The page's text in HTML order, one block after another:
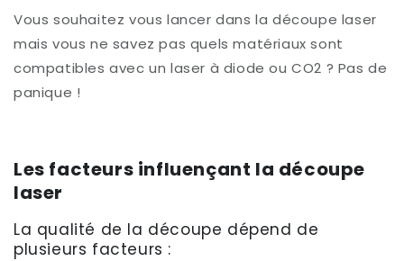
Vous souhaitez vous lancer dans la découpe laser
mais vous ne savez pas quels matériaux sont
compatibles avec un laser à diode ou CO2 ? Pas de
panique !
Les facteurs influençant la découpe
laser
La qualité de la découpe dépend de
plusieurs facteurs :